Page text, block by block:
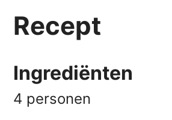
Recept
Ingrediënten
4 personen